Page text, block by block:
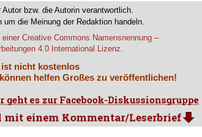
bzw. die Autorin verantwortlich.
die Meinung der Redaktion handeln.
Creative Commons Namensnennung –
4.0 International Lizenz.
nicht kostenlos
helfen Großes zu veröffentlichen!